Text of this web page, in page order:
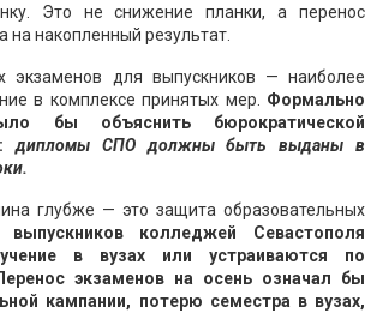
Это не снижение планки, а перенос
на накопленный результат.
экзаменов для выпускников — наиболее
в комплексе принятых мер. Формально
бы объяснить бюрократической
дипломы СПО должны быть выданы в
глубже — это защита образовательных
выпускников колледжей Севастополя
в вузах или устраиваются по
экзаменов на осень означал бы
кампании, потерю семестра в вузах,